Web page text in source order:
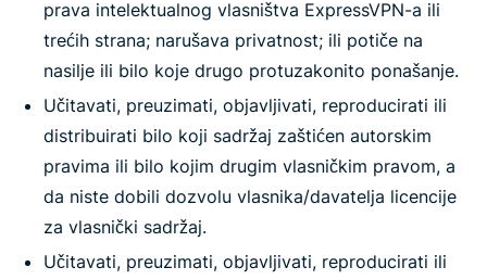
prava intelektualnog vlasništva ExpressVPN-a ili
trećih strana; narušava privatnost; ili potiče na
nasilje ili bilo koje drugo protuzakonito ponašanje.
Učitavati, preuzimati, objavljivati, reproducirati ili
distribuirati bilo koji sadržaj zaštićen autorskim
pravima ili bilo kojim drugim vlasničkim pravom, a
da niste dobili dozvolu vlasnika/davatelja licencije
za vlasnički sadržaj.
Učitavati, preuzimati, objavljivati, reproducirati ili